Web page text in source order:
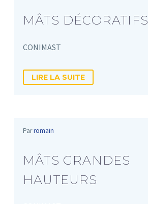
MÂTS DÉCORATIFS
CONIMAST
LIRE LA SUITE
Parromain
MÂTS GRANDES
HAUTEURS